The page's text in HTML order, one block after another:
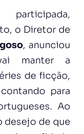
o Diretor de
, anunciou
manter a
de ficção,
para
Ao
desejo de que